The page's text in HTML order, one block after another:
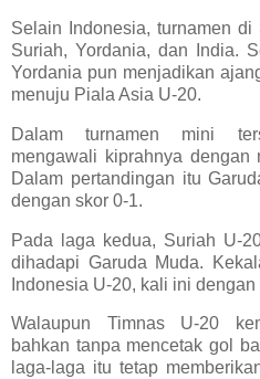
Selain Indonesia, turnamen
Suriah, Yordania, dan India.
Yordania pun menjadikan
menuju Piala Asia U-20.
Dalam turnamen mini
mengawali kiprahnya dengan
Dalam pertandingan itu
dengan skor 0-1.
Pada laga kedua, Suriah U-
dihadapi Garuda Muda.
Indonesia U-20, kali ini dengan
Walaupun Timnas U-20
bahkan tanpa mencetak gol
laga-laga itu tetap